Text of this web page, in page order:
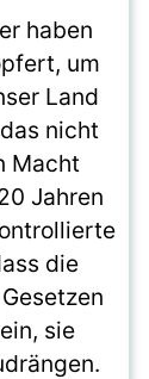
haben
um
Land
nicht
Macht
Jahren
die
sie